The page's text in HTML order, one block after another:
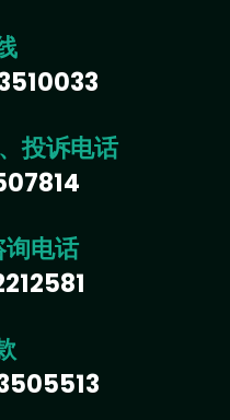
投诉电话
电话